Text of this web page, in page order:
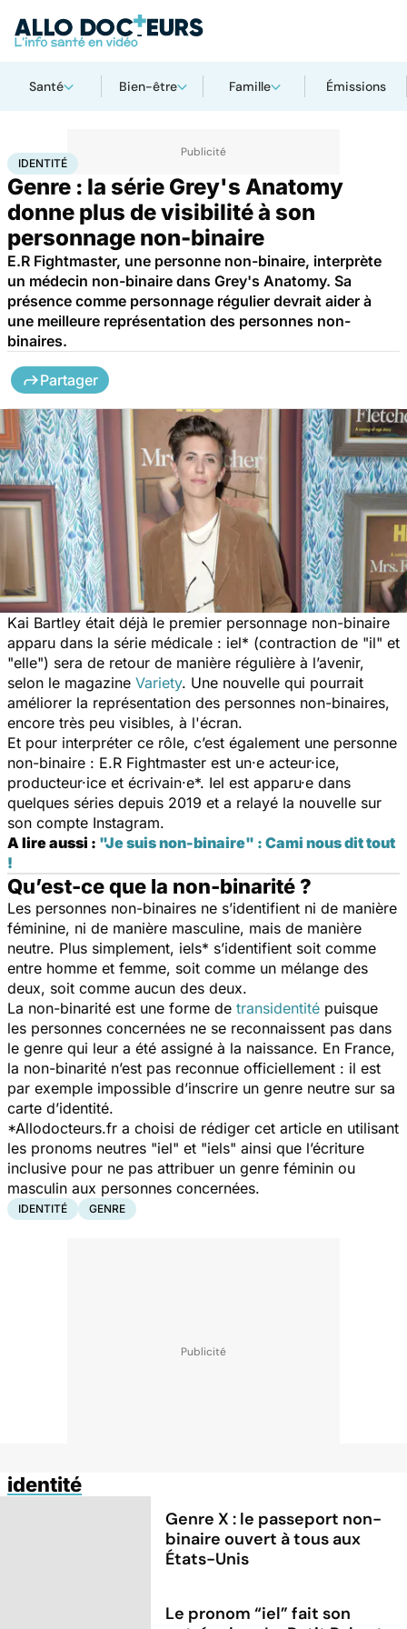
Santé Bien-être Famille Émissions
AccueilSanté
IDENTITÉ
Genre : la série Grey's Anatomy
donne plus de visibilité à son
personnage non-binaire
E.R Fightmaster, une personne non-binaire, interprète
un médecin non-binaire dans Grey's Anatomy. Sa
présence comme personnage régulier devrait aider à
une meilleure représentation des personnes non-
binaires.
Partager
Kai Bartley était déjà le premier personnage non-binaire
apparu dans la série médicale : iel* (contraction de "il" et
"elle") sera de retour de manière régulière à l’avenir,
selon le magazine Variety. Une nouvelle qui pourrait
améliorer la représentation des personnes non-binaires,
encore très peu visibles, à l'écran.
Et pour interpréter ce rôle, c’est également une personne
non-binaire : E.R Fightmaster est un·e acteur·ice,
producteur·ice et écrivain·e*. Iel est apparu·e dans
quelques séries depuis 2019 et a relayé la nouvelle sur
son compte Instagram.
A lire aussi : "Je suis non-binaire" : Cami nous dit tout
!
Qu’est-ce que la non-binarité ?
Les personnes non-binaires ne s’identifient ni de manière
féminine, ni de manière masculine, mais de manière
neutre. Plus simplement, iels* s’identifient soit comme
entre homme et femme, soit comme un mélange des
deux, soit comme aucun des deux.
La non-binarité est une forme de transidentité puisque
les personnes concernées ne se reconnaissent pas dans
le genre qui leur a été assigné à la naissance. En France,
la non-binarité n’est pas reconnue officiellement : il est
par exemple impossible d’inscrire un genre neutre sur sa
carte d’identité.
*Allodocteurs.fr a choisi de rédiger cet article en utilisant
les pronoms neutres "iel" et "iels" ainsi que l’écriture
inclusive pour ne pas attribuer un genre féminin ou
masculin aux personnes concernées.
IDENTITÉ GENRE
identité
Genre X : le passeport non-
binaire ouvert à tous aux
États-Unis
Le pronom “iel” fait son